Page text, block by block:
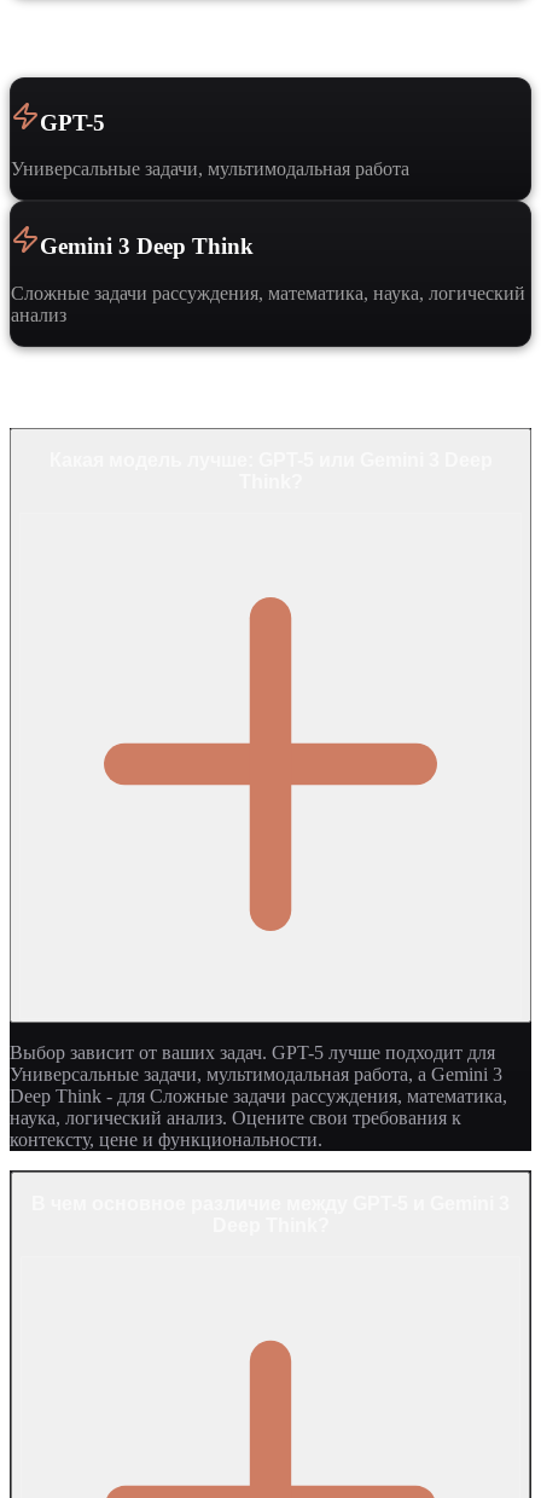
GPT-5
Универсальные задачи, мультимодальная работа
Gemini 3 Deep Think
Сложные задачи рассуждения, математика, наука, логический
анализ
Выбор зависит от ваших задач. GPT-5 лучше подходит для
Универсальные задачи, мультимодальная работа, а Gemini 3
Deep Think - для Сложные задачи рассуждения, математика,
наука, логический анализ. Оцените свои требования к
контексту, цене и функциональности.